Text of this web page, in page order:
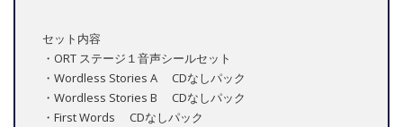
セット内容
・ORT ステージ１音声シールセット
・Wordless Stories A CDなしパック
・Wordless Stories B CDなしパック
・First Words CDなしパック